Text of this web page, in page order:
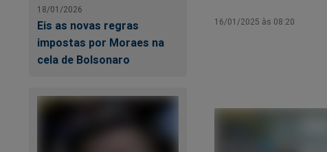
18/01/2026
Eis as novas regras
impostas por Moraes na
cela de Bolsonaro
16/01/2025 às 08:20